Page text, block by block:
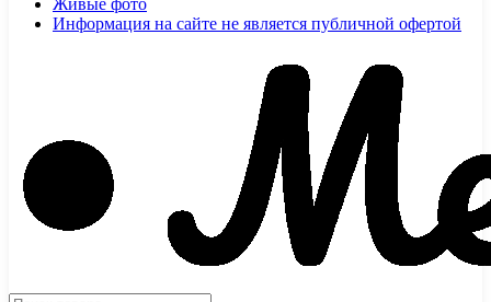
Живые фото
Информация на сайте не является публичной офертой